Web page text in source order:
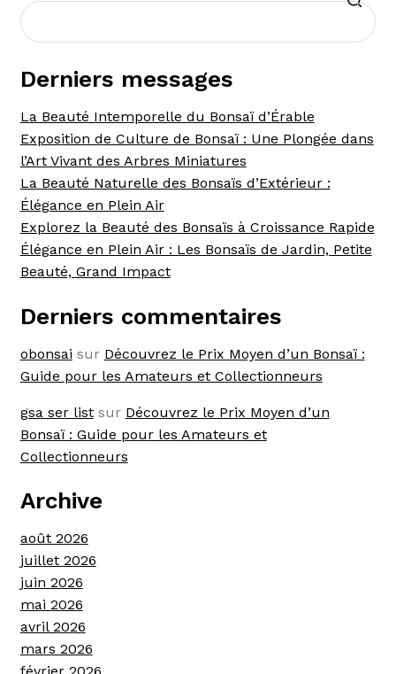
Derniers messages
La Beauté Intemporelle du Bonsaï d’Érable
Exposition de Culture de Bonsaï : Une Plongée dans
l’Art Vivant des Arbres Miniatures
La Beauté Naturelle des Bonsaïs d’Extérieur :
Élégance en Plein Air
Explorez la Beauté des Bonsaïs à Croissance Rapide
Élégance en Plein Air : Les Bonsaïs de Jardin, Petite
Beauté, Grand Impact
Derniers commentaires
obonsai sur Découvrez le Prix Moyen d’un Bonsaï :
Guide pour les Amateurs et Collectionneurs
gsa ser listsur Découvrez le Prix Moyen d’un
Bonsaï : Guide pour les Amateurs et
Collectionneurs
Archive
août 2026
juillet 2026
juin 2026
mai 2026
avril 2026
mars 2026